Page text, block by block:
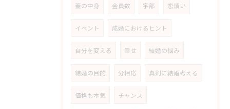
蓋の中身 会員数 宇部 恋煩い
イベント 成婚におけるヒント
自分を変える 幸せ 結婚の悩み
結婚の目的 分相応 真剣に結婚考える
価格も本気 チャンス